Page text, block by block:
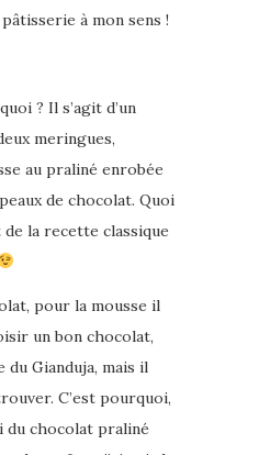
à mon sens !
? Il s’agit d’un
meringues,
au praliné enrobée
de chocolat. Quoi
de la recette classique
pour la mousse il
un bon chocolat,
Gianduja, mais il
C’est pourquoi,
du chocolat praliné